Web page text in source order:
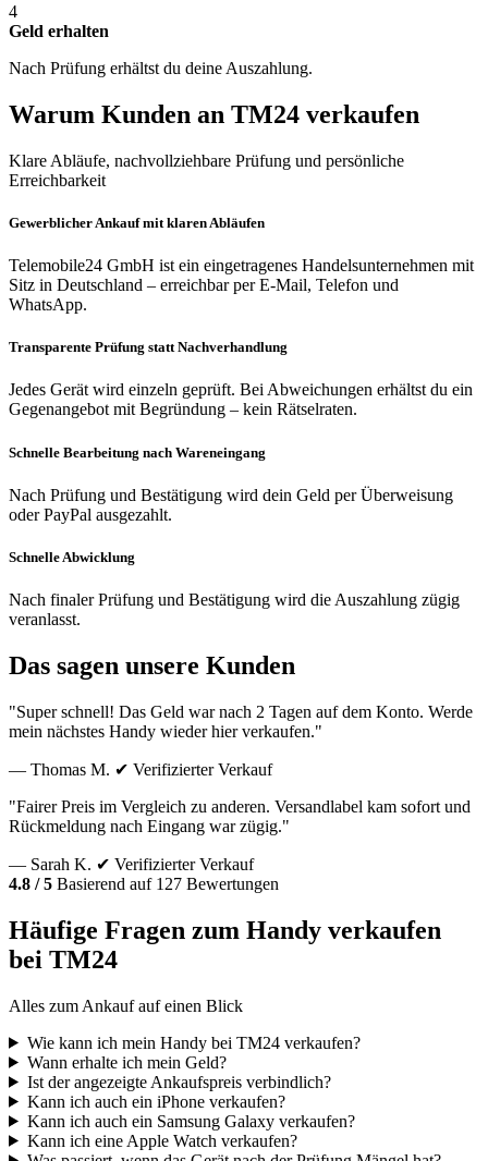
4
Geld erhalten
Nach Prüfung erhältst du deine Auszahlung.
Warum Kunden an TM24 verkaufen
Klare Abläufe, nachvollziehbare Prüfung und persönliche
Erreichbarkeit
Gewerblicher Ankauf mit klaren Abläufen
Telemobile24 GmbH ist ein eingetragenes Handelsunternehmen mit
Sitz in Deutschland – erreichbar per E-Mail, Telefon und
WhatsApp.
Transparente Prüfung statt Nachverhandlung
Jedes Gerät wird einzeln geprüft. Bei Abweichungen erhältst du ein
Gegenangebot mit Begründung – kein Rätselraten.
Schnelle Bearbeitung nach Wareneingang
Nach Prüfung und Bestätigung wird dein Geld per Überweisung
oder PayPal ausgezahlt.
Schnelle Abwicklung
Nach finaler Prüfung und Bestätigung wird die Auszahlung zügig
veranlasst.
Das sagen unsere Kunden
"Super schnell! Das Geld war nach 2 Tagen auf dem Konto. Werde
mein nächstes Handy wieder hier verkaufen."
— Thomas M. ✔ Verifizierter Verkauf
"Fairer Preis im Vergleich zu anderen. Versandlabel kam sofort und
Rückmeldung nach Eingang war zügig."
— Sarah K. ✔ Verifizierter Verkauf
4.8 / 5 Basierend auf 127 Bewertungen
Häufige Fragen zum Handy verkaufen
bei TM24
Alles zum Ankauf auf einen Blick
Wie kann ich mein Handy bei TM24 verkaufen?
Wann erhalte ich mein Geld?
Ist der angezeigte Ankaufspreis verbindlich?
Kann ich auch ein iPhone verkaufen?
Kann ich auch ein Samsung Galaxy verkaufen?
Kann ich eine Apple Watch verkaufen?